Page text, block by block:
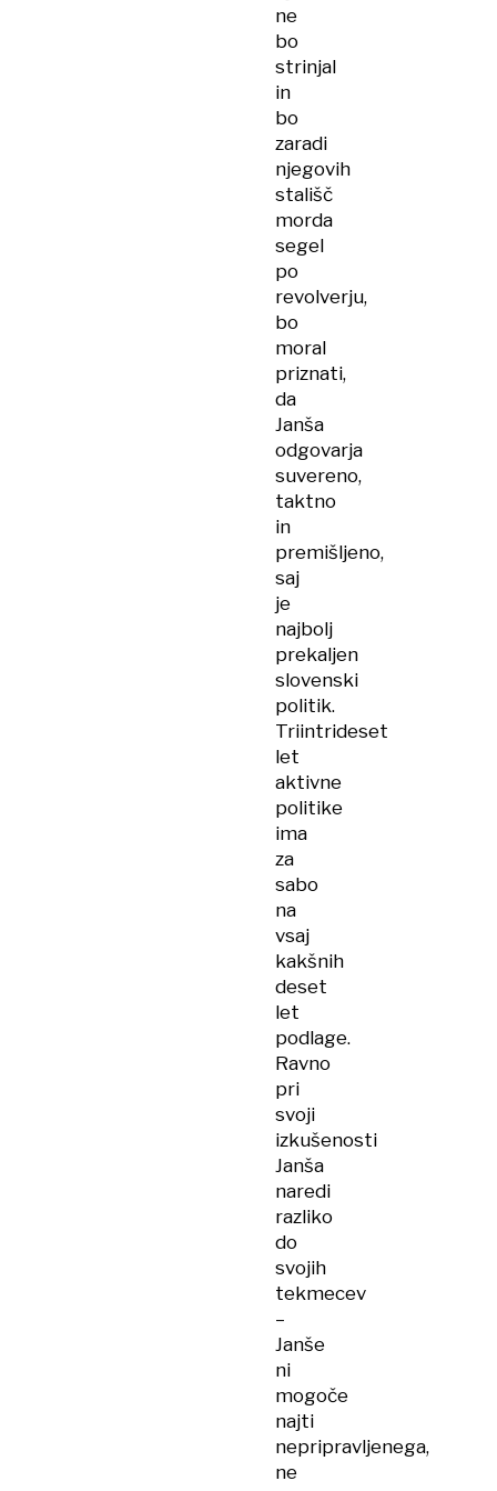
ne
bo
strinjal
in
bo
zaradi
njegovih
stališč
morda
segel
po
revolverju,
bo
moral
priznati,
da
Janša
odgovarja
suvereno,
taktno
in
premišljeno,
saj
je
najbolj
prekaljen
slovenski
politik.
Triintrideset
let
aktivne
politike
ima
za
sabo
na
vsaj
kakšnih
deset
let
podlage.
Ravno
pri
svoji
izkušenosti
Janša
naredi
razliko
do
svojih
tekmecev
–
Janše
ni
mogoče
najti
nepripravljenega,
ne